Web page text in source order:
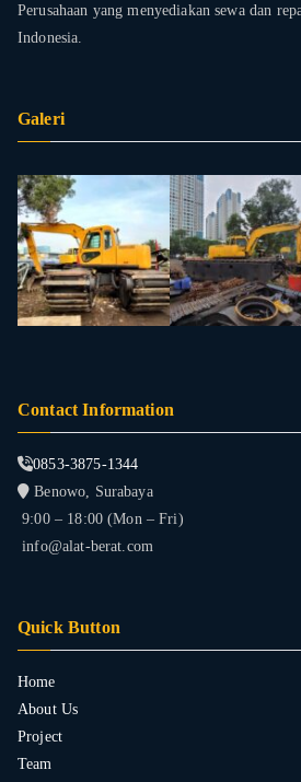
Perusahaan yang menyediakan sewa dan
Indonesia.
Galeri
Contact Information
0853-3875-1344
Benowo, Surabaya
9:00 – 18:00 (Mon – Fri)
info@alat-berat.com
Quick Button
Home
About Us
Project
Team